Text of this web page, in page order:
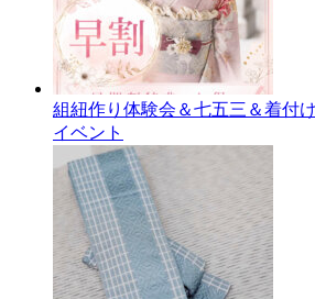
組紐作り体験会＆七五三＆着付
イベント